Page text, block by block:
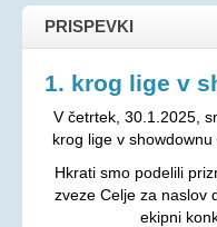
Včlanitev
Ohranjevanje zdravja
Bivalna skupnost
Osebna asistenca
PRISPEVKI
1. krog lige v
V četrtek, 30.1.2025,
krog lige v
Hkrati smo podelili
zveze Celje za naslov
ekipni